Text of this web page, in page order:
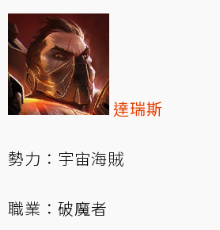
達瑞斯
勢力：宇宙海賊
職業：破魔者